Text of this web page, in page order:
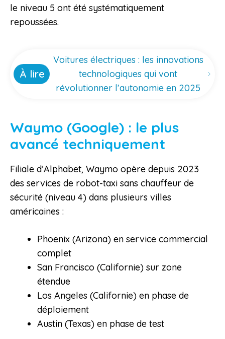
le niveau 5 ont été systématiquement
repoussées.
À lire
Voitures électriques : les innovations
technologiques qui vont
révolutionner l’autonomie en 2025
Waymo (Google) : le plus
avancé techniquement
Filiale d’Alphabet, Waymo opère depuis 2023
des services de robot-taxi sans chauffeur de
sécurité (niveau 4) dans plusieurs villes
américaines :
Phoenix (Arizona) en service commercial
complet
San Francisco (Californie) sur zone
étendue
Los Angeles (Californie) en phase de
déploiement
Austin (Texas) en phase de test